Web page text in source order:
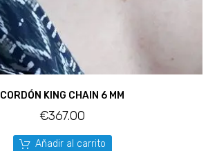
CORDÓN KING CHAIN 6 MM
€367.00
Añadir al carrito